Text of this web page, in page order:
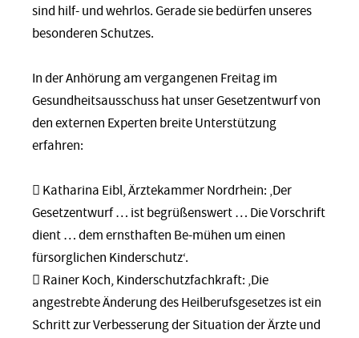
sind hilf- und wehrlos. Gerade sie bedürfen unseres
besonderen Schutzes.
In der Anhörung am vergangenen Freitag im
Gesundheitsausschuss hat unser Gesetzentwurf von
den externen Experten breite Unterstützung
erfahren:
 Katharina Eibl, Ärztekammer Nordrhein: ‚Der
Gesetzentwurf … ist begrüßenswert … Die Vorschrift
dient … dem ernsthaften Be-mühen um einen
fürsorglichen Kinderschutz‘.
 Rainer Koch, Kinderschutzfachkraft: ‚Die
angestrebte Änderung des Heilberufsgesetzes ist ein
Schritt zur Verbesserung der Situation der Ärzte und